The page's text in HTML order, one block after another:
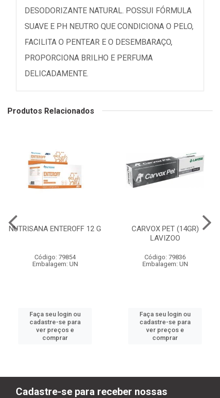
DESODORIZANTE NATURAL. POSSUI FÓRMULA
SUAVE E PH NEUTRO QUE CONDICIONA O PELO,
FACILITA O PENTEAR E O DESEMBARAÇO,
PROPORCIONA BRILHO E PERFUMA
DELICADAMENTE.
Produtos Relacionados
NUTRISANA ENTEROFF 12 G
Código: 79854
Embalagem: UN
Faça seu login ou
cadastre-se para
ver preços e
comprar
CARVOX PET (14GR)
LAVIZOO
Código: 79836
Embalagem: UN
Faça seu login ou
cadastre-se para
ver preços e
comprar
Cadastre-se para receber nossas